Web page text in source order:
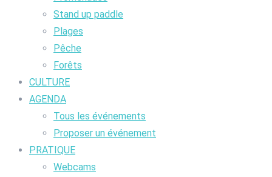
Stand up paddle
Plages
Pêche
Forêts
CULTURE
AGENDA
Tous les événements
Proposer un événement
PRATIQUE
Webcams